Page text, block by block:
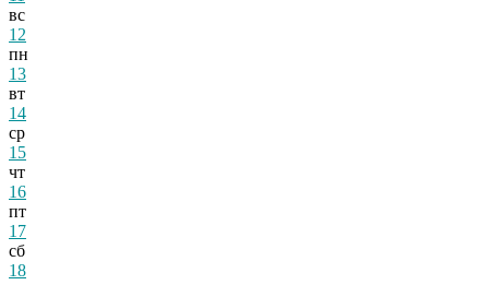
вс
12
пн
13
вт
14
ср
15
чт
16
пт
17
сб
18